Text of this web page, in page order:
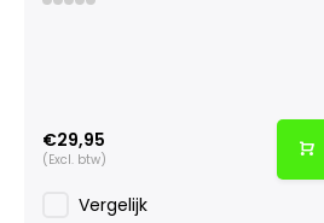
€29,95
(Excl. btw)
Vergelijk